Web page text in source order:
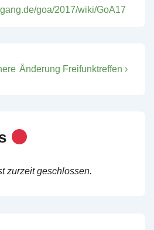
goa/2017/wiki/GoA17
Next
Änderung Freifunktreffen ›
zurzeit geschlossen.